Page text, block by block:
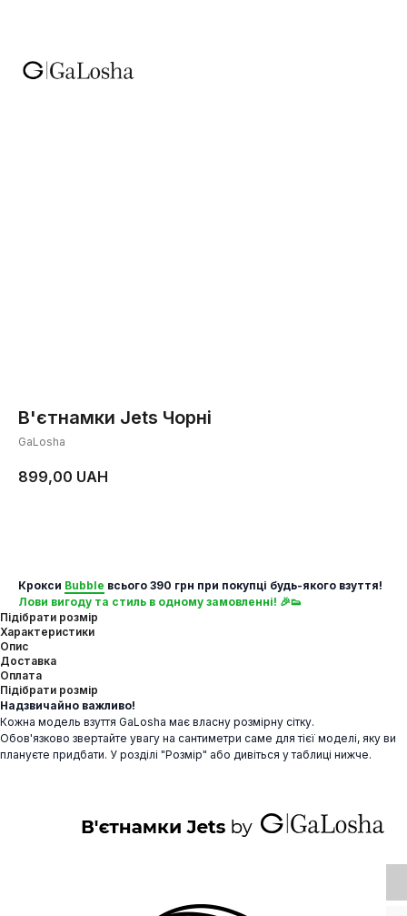
В'єтнамки Jets Чорні
GaLosha
899,00 UAH
Крокси Bubble всього 390 грн при покупці будь-якого взуття!
Лови вигоду та стиль в одному замовленні! 🎉👟
Підібрати розмір
Характеристики
Опис
Доставка
Оплата
Підібрати розмір
Надзвичайно важливо!
Кожна модель взуття GaLosha має власну розмірну сітку.
Обов'язково звертайте увагу на сантиметри саме для тієї моделі, яку ви
плануєте придбати. У розділі "Розмір" або дивіться у таблиці нижче.